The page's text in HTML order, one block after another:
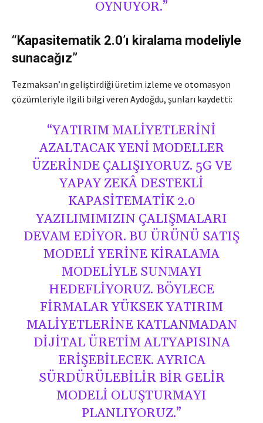
OYNUYOR.”
“Kapasitematik 2.0’ı kiralama modeliyle
sunacağız”
Tezmaksan’ın geliştirdiği üretim izleme ve otomasyon
çözümleriyle ilgili bilgi veren Aydoğdu, şunları kaydetti:
“YATIRIM MALIYETLERINI
AZALTACAK YENI MODELLER
ÜZERINDE ÇALIŞIYORUZ. 5G VE
YAPAY ZEKÂ DESTEKLI
KAPASITEMATIK 2.0
YAZILIMIMIZIN ÇALIŞMALARI
DEVAM EDIYOR. BU ÜRÜNÜ SATIŞ
MODELI YERINE KIRALAMA
MODELIYLE SUNMAYI
HEDEFLIYORUZ. BÖYLECE
FIRMALAR YÜKSEK YATIRIM
MALIYETLERINE KATLANMADAN
DIJITAL ÜRETIM ALTYAPISINA
ERIŞEBILECEK. AYRICA
SÜRDÜRÜLEBILIR BIR GELIR
MODELI OLUŞTURMAYI
PLANLIYORUZ.”